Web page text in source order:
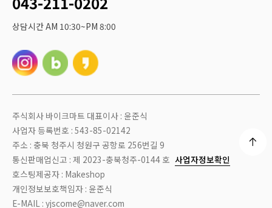
상담시간 AM 10:30~PM 8:00
주식회사 바이크마트 대표이사 : 윤준식
사업자 등록번호 : 543-85-02142
주소 : 충북 청주시 청원구 공항로 256번길 9
통신판매업신고 : 제 2023-충북청주-0144 호 사업자정보확인
호스팅제공자 : Makeshop
개인정보보호책임자 : 윤준식
E-MAIL : yjscome@naver.com